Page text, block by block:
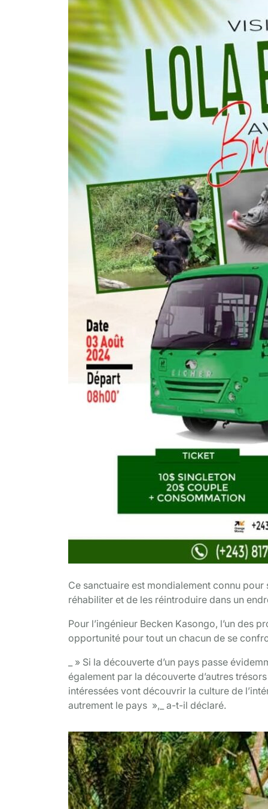
Ce sanctuaire est mondialement connu
réhabiliter et de les réintroduire dans un
Pour l’ingénieur Becken Kasongo, l’un des
opportunité pour tout un chacun de se
_ » Si la découverte d’un pays passe
également par la découverte d’autres
intéressées vont découvrir la culture de
autrement le pays »,_ a-t-il déclaré.